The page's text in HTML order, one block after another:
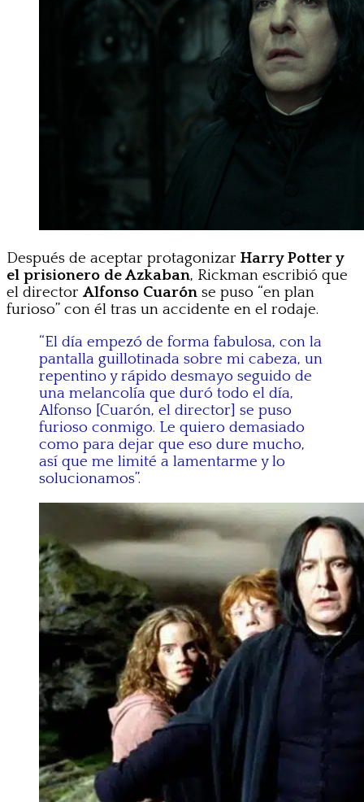
Después de aceptar protagonizar Harry Potter y
el prisionero de Azkaban, Rickman escribió que
el director Alfonso Cuarón se puso “en plan
furioso” con él tras un accidente en el rodaje.
“El día empezó de forma fabulosa, con la
pantalla guillotinada sobre mi cabeza, un
repentino y rápido desmayo seguido de
una melancolía que duró todo el día,
Alfonso [Cuarón, el director] se puso
furioso conmigo. Le quiero demasiado
como para dejar que eso dure mucho,
así que me limité a lamentarme y lo
solucionamos”.